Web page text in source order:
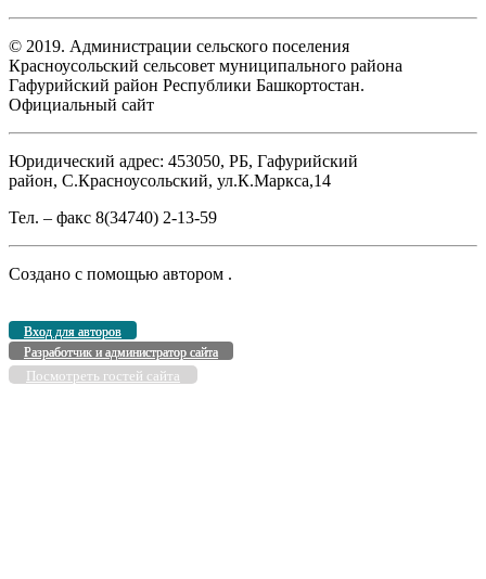
© 2019. Администрации сельского поселения
Красноусольский сельсовет муниципального района
Гафурийский район Республики Башкортостан.
Официальный сайт
Юридический адрес: 453050, РБ, Гафурийский
район, С.Красноусольский, ул.К.Маркса,14
Тел. – факс 8(34740) 2-13-59
Создано с помощью автором .
Вход для авторов
Разработчик и администратор сайта
Посмотреть гостей сайта